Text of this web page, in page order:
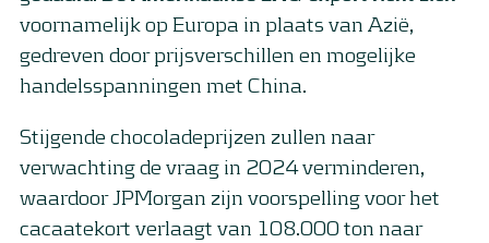
voornamelijk op Europa in plaats van Azië,
gedreven door prijsverschillen en mogelijke
handelsspanningen met China.
Stijgende chocoladeprijzen zullen naar
verwachting de vraag in 2024 verminderen,
waardoor JPMorgan zijn voorspelling voor het
cacaatekort verlaagt van 108.000 ton naar